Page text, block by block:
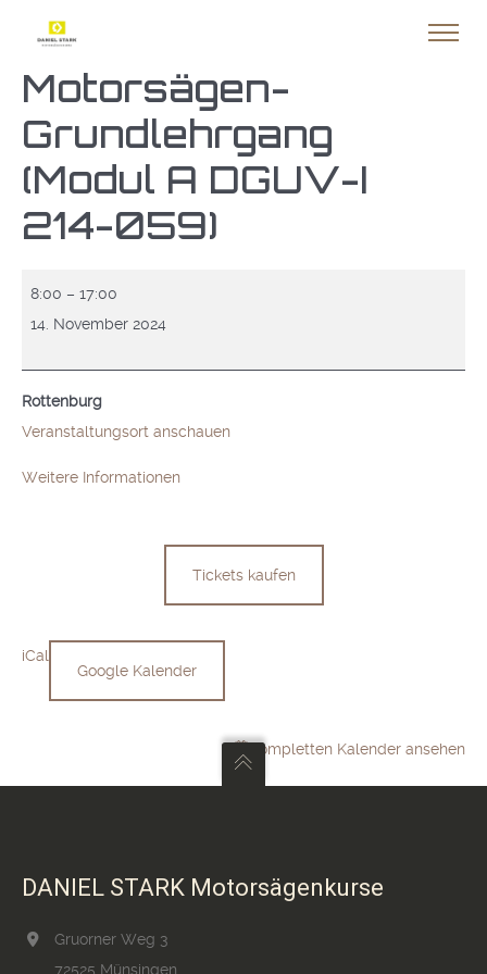
Motorsägen-
Grundlehrgang
(Modul A DGUV-I
214-059)
Motorsägen-
Grundlehrgang
A
DGUV-
I
8:00 – 17:00
14. November 2024
Rottenburg
Veranstaltungsort anschauen
Weitere Informationen
Tickets kaufen
iCal
Google Kalender
Kompletten Kalender ansehen
DANIEL STARK Motorsägenkurse
Gruorner Weg 3
72525 Münsingen